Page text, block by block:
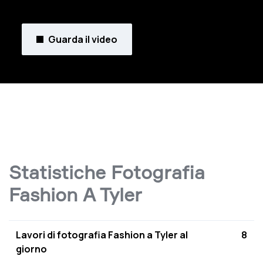
Guarda il video
Statistiche Fotografia
Fashion A Tyler
Lavori di fotografia Fashion a Tyler al
giorno
8